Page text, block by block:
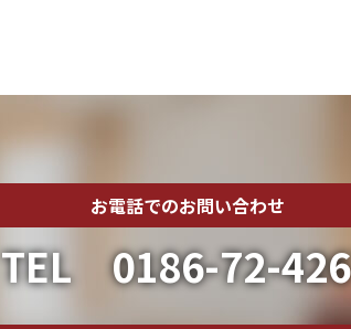
お電話でのお問い合わせ
TEL 0186-72-